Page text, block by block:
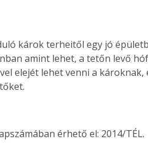
az
károk terheitől egy jó
amint lehet, a tetőn levő
elejét lehet venni a károknak,
érhető el: 2014/TÉL.